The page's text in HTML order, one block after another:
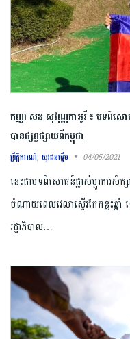
កញ្ញា សន សុវណ្ណកាអូរី ៖ បទពិសោធ
បានផ្សព្វផ្សាយពីកម្ពុជា
ព្រឹត្តិការណ៍, យុវជនឆ្នើម 04/05/2021
នេះជាបទពិសោធន៍ផ្លាស់ប្តូរការ
ចំណាយពេលវេលាស្ទើរតែកន្លះឆ្
រដ្ឋាភិបាល…